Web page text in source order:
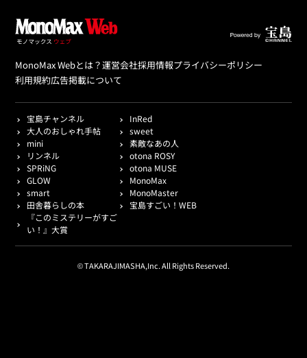
MonoMax Webとは？運営会社採用情報プライバシーポリシー
利用規約広告掲載について
宝島チャンネル
InRed
大人のおしゃれ手帖
sweet
mini
素敵なあの人
リンネル
otona ROSY
SPRiNG
otona MUSE
GLOW
MonoMax
smart
MonoMaster
田舎暮らしの本
宝島すごい！WEB
『このミステリーがすご
い！』大賞
© TAKARAJIMASHA,Inc. All Rights Reserved.